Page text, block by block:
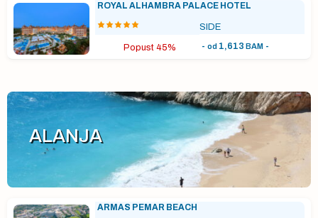
ROYAL ALHAMBRA PALACE HOTEL
SIDE
Popust 45% - od 1,613 BAM-
ALANJA
ARMAS PEMAR BEACH